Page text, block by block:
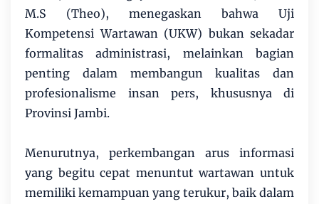
M.S (Theo), menegaskan bahwa Uji
Kompetensi Wartawan (UKW) bukan sekadar
formalitas administrasi, melainkan bagian
penting dalam membangun kualitas dan
profesionalisme insan pers, khususnya di
Provinsi Jambi.
Menurutnya, perkembangan arus informasi
yang begitu cepat menuntut wartawan untuk
memiliki kemampuan yang terukur, baik dalam